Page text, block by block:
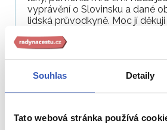
Souhlas Detaily
Tato webová stránka používá
vyprávění o Slovinsku a dané
lidská průvodkyně. Moc jí
—Barbora Armstarková
MOŘE (autobusem z Prahy)